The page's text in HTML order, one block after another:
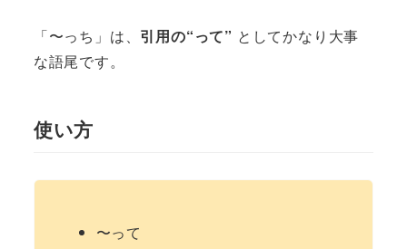
「〜っち」は、 引用の“って” としてかなり大事
な語尾です。
使い方
〜って